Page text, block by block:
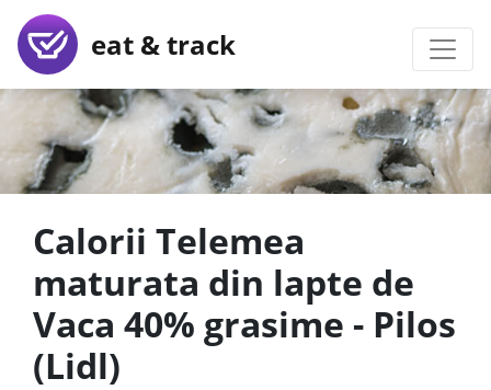
eat & track
Calorii Telemea
maturata din lapte de
Vaca 40% grasime - Pilos
(Lidl)